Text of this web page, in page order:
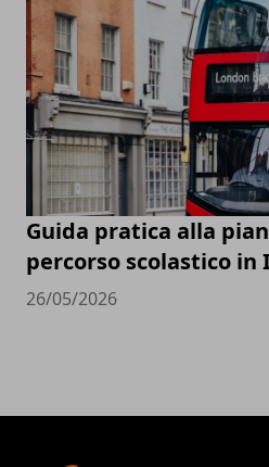
Guida pratica alla
percorso scolastico
26/05/2026